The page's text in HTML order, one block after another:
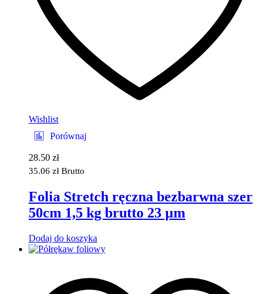
Wishlist
Porównaj
28.50 zł
35.06 zł Brutto
Folia Stretch ręczna bezbarwna szer
50cm 1,5 kg brutto 23 µm
Dodaj do koszyka